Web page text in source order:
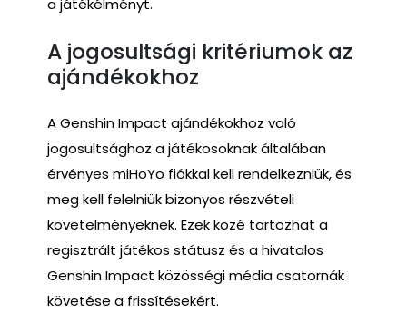
a játékélményt.
A jogosultsági kritériumok az
ajándékokhoz
A Genshin Impact ajándékokhoz való
jogosultsághoz a játékosoknak általában
érvényes miHoYo fiókkal kell rendelkezniük, és
meg kell felelniük bizonyos részvételi
követelményeknek. Ezek közé tartozhat a
regisztrált játékos státusz és a hivatalos
Genshin Impact közösségi média csatornák
követése a frissítésekért.